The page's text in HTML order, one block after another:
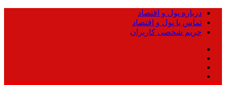
درباره پول و اقتصاد
تماس با پول و اقتصاد
حریم شخصی کاربران